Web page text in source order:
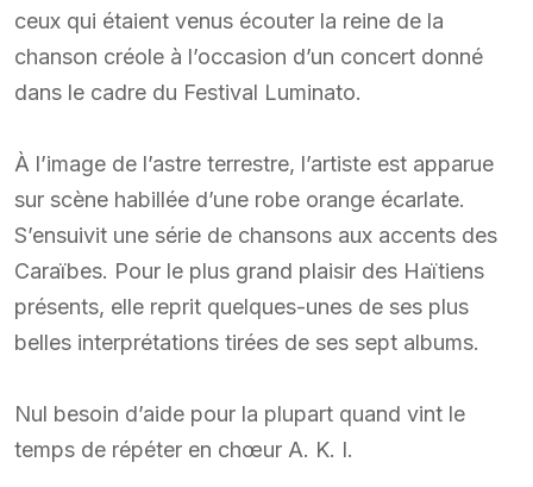
ceux qui étaient venus écouter la reine de la
chanson créole à l’occasion d’un concert donné
dans le cadre du Festival Luminato.
À l’image de l’astre terrestre, l’artiste est apparue
sur scène habillée d’une robe orange écarlate.
S’ensuivit une série de chansons aux accents des
Caraïbes. Pour le plus grand plaisir des Haïtiens
présents, elle reprit quelques-unes de ses plus
belles interprétations tirées de ses sept albums.
Nul besoin d’aide pour la plupart quand vint le
temps de répéter en chœur A. K. I.